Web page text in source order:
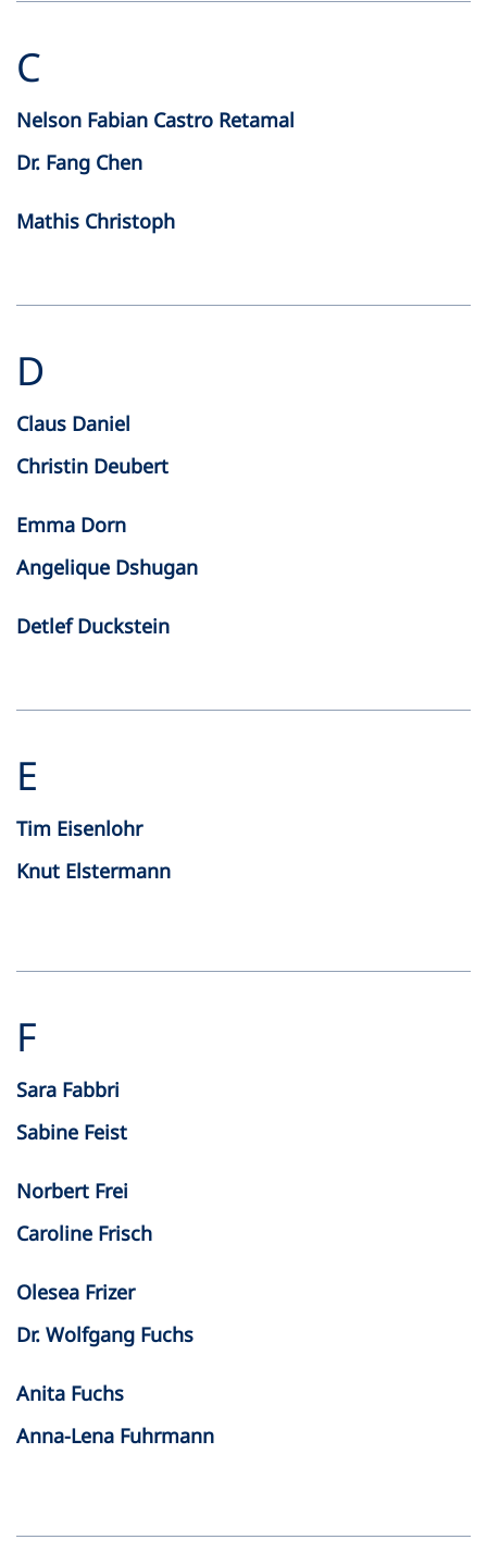
C
Nelson Fabian Castro Retamal
Dr. Fang Chen
Mathis Christoph
D
Claus Daniel
Christin Deubert
Emma Dorn
Angelique Dshugan
Detlef Duckstein
E
Tim Eisenlohr
Knut Elstermann
F
Sara Fabbri
Sabine Feist
Norbert Frei
Caroline Frisch
Olesea Frizer
Dr. Wolfgang Fuchs
Anita Fuchs
Anna-Lena Fuhrmann